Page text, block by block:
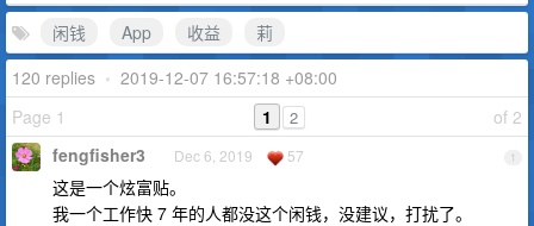
闲钱 App 收益
莉
120 replies • 2019-12-07 16:57:18 +08:00
Page 1
of 2
1 2
1
fengfisher3 Dec 6, 2019 57
这是一个炫富贴。
我一个工作快 7 年的人都没这个闲钱，没建议，打扰了。